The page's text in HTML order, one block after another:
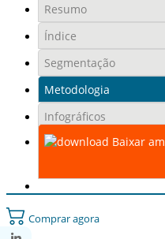
Resumo
Índice
Segmentação
Metodologia
Infográficos
Baixar
Comprar agora